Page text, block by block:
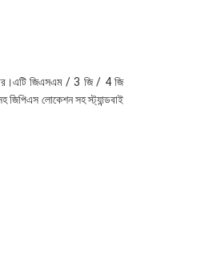
জিএসএম / 3 জি / 4 জি
জিপিএস লোকেশন সহ স্ট্যান্ডবাই